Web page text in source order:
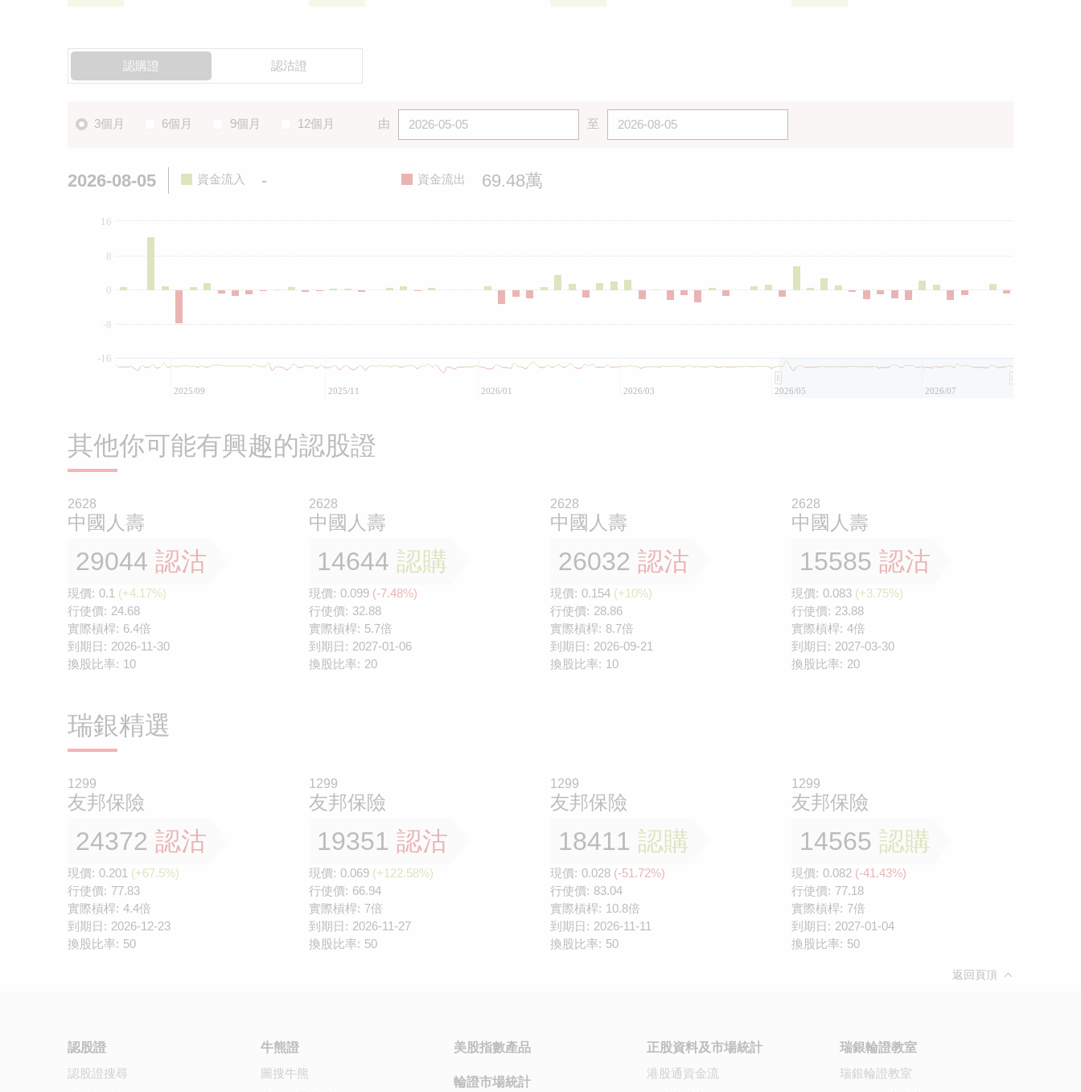
認購證 認沽證
3個月 6個月 9個月 12個月 由 至
2026-08-05 資金流入 - 資金流出 69.48萬
-16
-8
0
8
16
2025/09 2025/11 2026/01 2026/03 2026/05 2026/07
其他你可能有興趣的認股證
2628
中國人壽
29044 認沽
現價: 0.1 (+4.17%)
行使價: 24.68
實際槓桿: 6.4倍
到期日: 2026-11-30
換股比率: 10
2628
中國人壽
14644 認購
現價: 0.099 (-7.48%)
行使價: 32.88
實際槓桿: 5.7倍
到期日: 2027-01-06
換股比率: 20
2628
中國人壽
26032 認沽
現價: 0.154 (+10%)
行使價: 28.86
實際槓桿: 8.7倍
到期日: 2026-09-21
換股比率: 10
2628
中國人壽
15585 認沽
現價: 0.083 (+3.75%)
行使價: 23.88
實際槓桿: 4倍
到期日: 2027-03-30
換股比率: 20
瑞銀精選
1299
友邦保險
24372 認沽
現價: 0.201 (+67.5%)
行使價: 77.83
實際槓桿: 4.4倍
到期日: 2026-12-23
換股比率: 50
1299
友邦保險
19351 認沽
現價: 0.069 (+122.58%)
行使價: 66.94
實際槓桿: 7倍
到期日: 2026-11-27
換股比率: 50
1299
友邦保險
18411 認購
現價: 0.028 (-51.72%)
行使價: 83.04
實際槓桿: 10.8倍
到期日: 2026-11-11
換股比率: 50
1299
友邦保險
14565 認購
現價: 0.082 (-41.43%)
行使價: 77.18
實際槓桿: 7倍
到期日: 2027-01-04
換股比率: 50
返回頁頂
認股證
認股證搜尋
牛熊證
圖搜牛熊
美股指數產品
輪證市場統計
正股資料及市場統計
港股通資金流
瑞銀輪證教室
瑞銀輪證教室